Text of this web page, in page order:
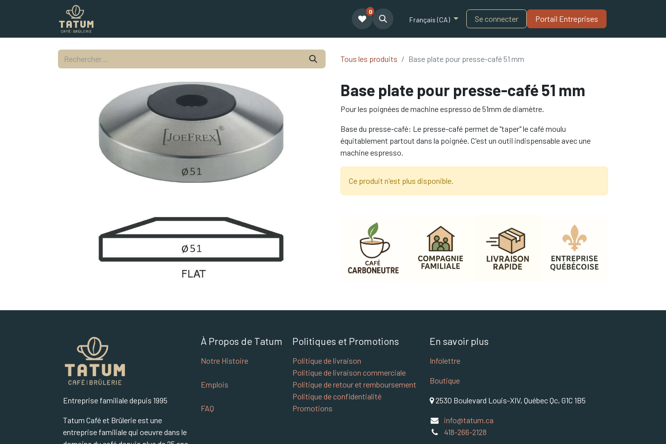
Notre équipe Partenariat Blogue
0
Français (CA) Se connecter Portail Entreprises​
Tous les produits Base plate pour presse-café 51 mm
Base plate pour presse-café 51 mm
Pour les poignées de machine espresso de 51mm de diamètre.
Base du presse-café: Le presse-café permet de "taper" le café moulu
équitablement partout dans la poignée. C'est un outil indispensable avec une
machine espresso.
Ce produit n'est plus disponible.
En savoir plus
Infolettre
Boutique
2530 Boulevard Louis-XIV, Québec Qc, G1C 1B5
info@tatum.ca
418-266-2128
À Propos de Tatum
Notre Histoire
Emplois
FAQ
Entreprise familiale depuis 1995
Tatum Café et Brûlerie est une
entreprise familiale qui oeuvre dans le
Politiques et Promotions
Politique de livraison
Politique de livraison commerciale
Politique de retour et remboursement
Politique de confidentialité
Promotions